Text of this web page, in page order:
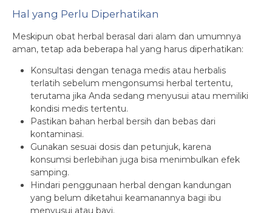
Hal yang Perlu Diperhatikan
Meskipun obat herbal berasal dari alam dan umumnya
aman, tetap ada beberapa hal yang harus diperhatikan:
Konsultasi dengan tenaga medis atau herbalis
terlatih sebelum mengonsumsi herbal tertentu,
terutama jika Anda sedang menyusui atau memiliki
kondisi medis tertentu.
Pastikan bahan herbal bersih dan bebas dari
kontaminasi.
Gunakan sesuai dosis dan petunjuk, karena
konsumsi berlebihan juga bisa menimbulkan efek
samping.
Hindari penggunaan herbal dengan kandungan
yang belum diketahui keamanannya bagi ibu
menyusui atau bayi.